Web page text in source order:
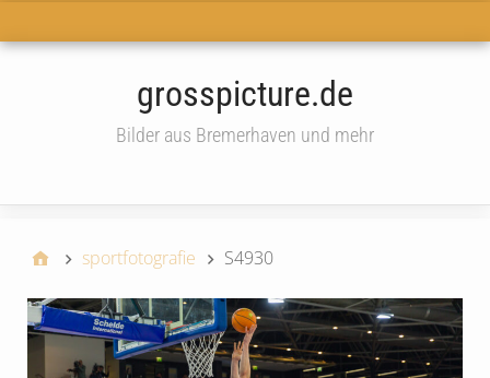
grosspicture.de
Bilder aus Bremerhaven und mehr
sportfotografie S4930